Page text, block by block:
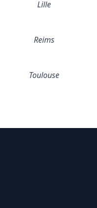
Lille
Reims
Toulouse